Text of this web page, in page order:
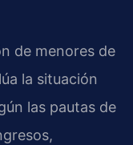
de menores de
la situación
las pautas de